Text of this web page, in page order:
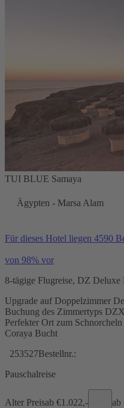
TUI BLUE Samaya
Ägypten - Marsa Alam
Für dieses Hotel liegen 4590
von 98% vor
8-tägige Flugreise, DZ
Upgrade auf Doppelzimmer
Buchung des Zimmertyps
Perfekter Ort zum
Coraya Bucht
253527Bestellnr.:
Pauschalreise
Alter Preisab €1.022,- ab